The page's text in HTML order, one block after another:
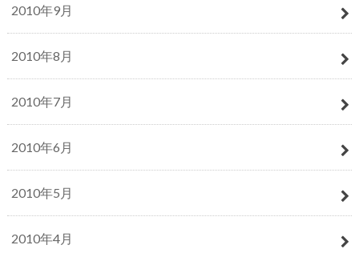
2010年9月
2010年8月
2010年7月
2010年6月
2010年5月
2010年4月